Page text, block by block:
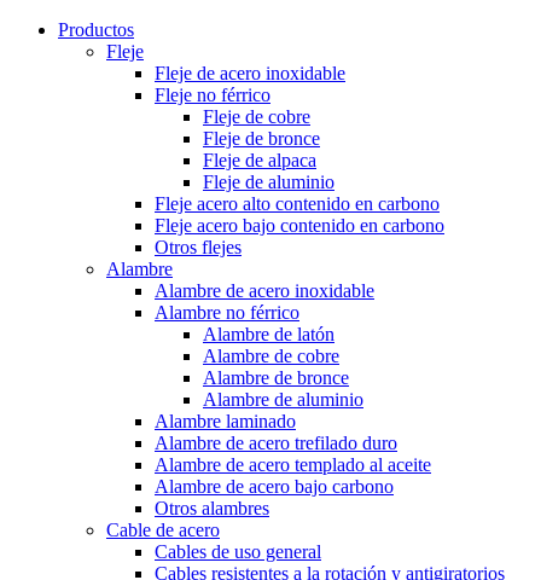
Productos
Fleje
Fleje de acero inoxidable
Fleje no férrico
Fleje de cobre
Fleje de bronce
Fleje de alpaca
Fleje de aluminio
Fleje acero alto contenido en carbono
Fleje acero bajo contenido en carbono
Otros flejes
Alambre
Alambre de acero inoxidable
Alambre no férrico
Alambre de latón
Alambre de cobre
Alambre de bronce
Alambre de aluminio
Alambre laminado
Alambre de acero trefilado duro
Alambre de acero templado al aceite
Alambre de acero bajo carbono
Otros alambres
Cable de acero
Cables de uso general
Cables resistentes a la rotación y antigiratorios